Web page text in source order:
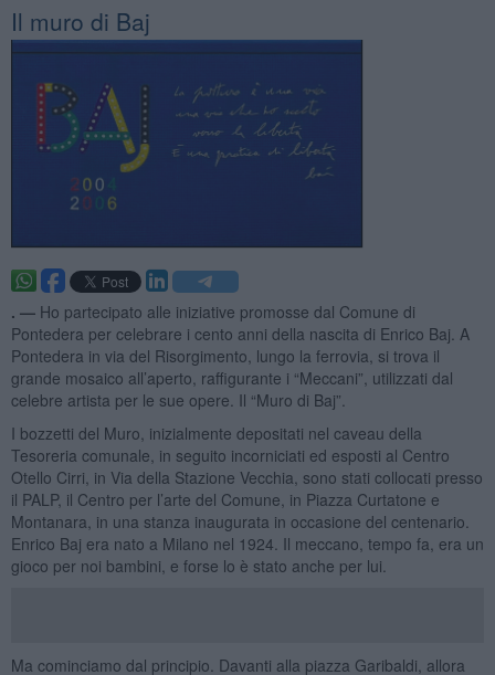
Il muro di Baj
. — Ho partecipato alle iniziative promosse dal Comune di
Pontedera per celebrare i cento anni della nascita di Enrico Baj. A
Pontedera in via del Risorgimento, lungo la ferrovia, si trova il
grande mosaico all’aperto, raffigurante i “Meccani”, utilizzati dal
celebre artista per le sue opere. Il “Muro di Baj”.
I bozzetti del Muro, inizialmente depositati nel caveau della
Tesoreria comunale, in seguito incorniciati ed esposti al Centro
Otello Cirri, in Via della Stazione Vecchia, sono stati collocati presso
il PALP, il Centro per l’arte del Comune, in Piazza Curtatone e
Montanara, in una stanza inaugurata in occasione del centenario.
Enrico Baj era nato a Milano nel 1924. Il meccano, tempo fa, era un
gioco per noi bambini, e forse lo è stato anche per lui.
Ma cominciamo dal principio. Davanti alla piazza Garibaldi, allora